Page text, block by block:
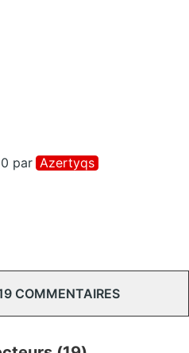
par Azertyqs
COMMENTAIRES